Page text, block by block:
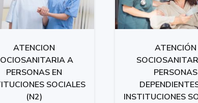
ATENCION
A
PERSONAS EN
SOCIALES
(N2)
ATENCIÓN
PERSONAS
INSTITUCIONES